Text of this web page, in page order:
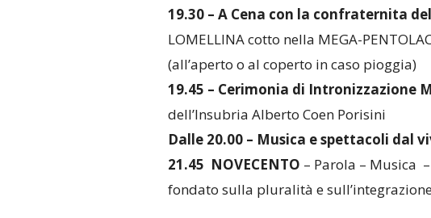
19.30 – A Cena con la confraternita
LOMELLINA cotto nella MEGA-
(all’aperto o al coperto in caso pioggia)
19.45 – Cerimonia di Intronizzazione
dell’Insubria Alberto Coen Porisini
Dalle20.00 – Musica e spettacoli dal
21.45 NOVECENTO – Parola – Musica
fondato sulla pluralità e